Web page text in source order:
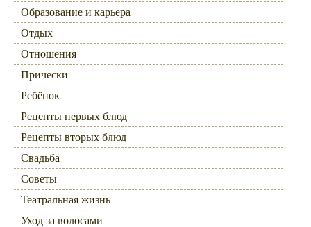
Образование и карьера
Отдых
Отношения
Прически
Ребёнок
Рецепты первых блюд
Рецепты вторых блюд
Свадьба
Советы
Театральная жизнь
Уход за волосами